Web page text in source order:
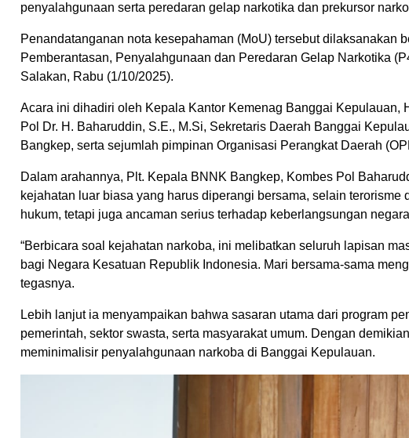
penyalahgunaan serta peredaran gelap narkotika dan prekursor
Penandatanganan nota kesepahaman (MoU) tersebut dilaksanakan
Pemberantasan, Penyalahgunaan dan Peredaran Gelap Narkotika
Salakan, Rabu (1/10/2025).
Acara ini dihadiri oleh Kepala Kantor Kemenag Banggai
Pol Dr. H. Baharuddin, S.E., M.Si, Sekretaris Daerah Banggai
Bangkep, serta sejumlah pimpinan Organisasi Perangkat Daerah
Dalam arahannya, Plt. Kepala BNNK Bangkep, Kombes Pol
kejahatan luar biasa yang harus diperangi bersama, selain
hukum, tetapi juga ancaman serius terhadap keberlangsungan
“Berbicara soal kejahatan narkoba, ini melibatkan seluruh lapisan
bagi Negara Kesatuan Republik Indonesia. Mari bersama-sama
tegasnya.
Lebih lanjut ia menyampaikan bahwa sasaran utama dari program
pemerintah, sektor swasta, serta masyarakat umum. Dengan
meminimalisir penyalahgunaan narkoba di Banggai Kepulauan.